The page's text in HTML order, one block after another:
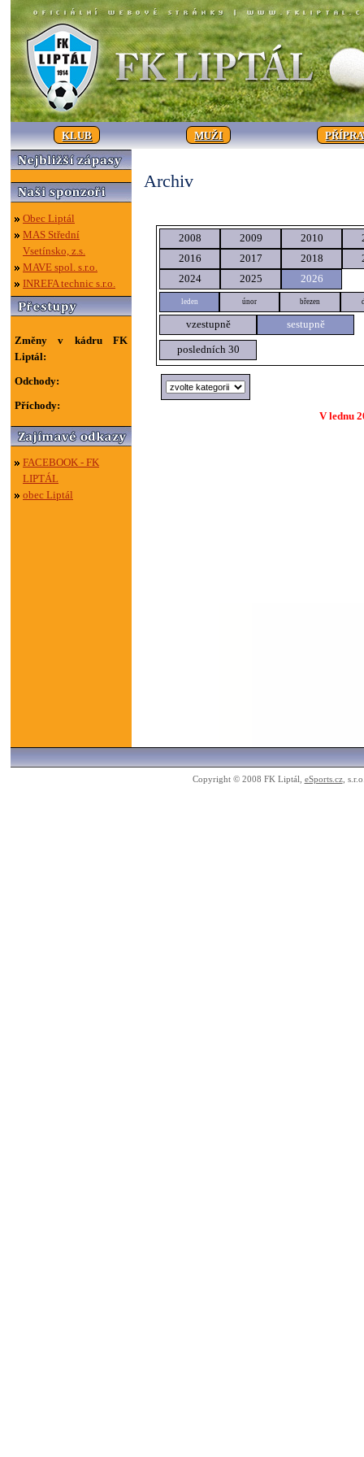
KLUB MUŽI
Obec Liptál
MAS Střední
Vsetínsko, z.s.
MAVE spol. s.r.o.
INREFA technic s.r.o.
Změny v kádru FK
Liptál:
Odchody:
Příchody:
FACEBOOK - FK
LIPTÁL
obec Liptál
Archiv
2008 2009 2010
2016
2017 2018
2024
2025 2026
leden únor březen
vzestupně sestupně
posledních 30
V lednu
Copyright © 2008 FK Liptál, eSports.cz,